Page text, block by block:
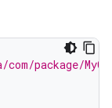
package/